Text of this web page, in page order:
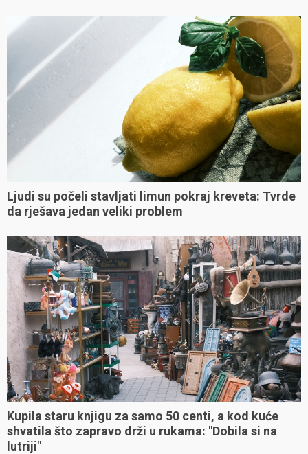
Ljudi su počeli stavljati limun pokraj kreveta: Tvrde
da rješava jedan veliki problem
Kupila staru knjigu za samo 50 centi, a kod kuće
shvatila što zapravo drži u rukama: "Dobila si na
lutriji"